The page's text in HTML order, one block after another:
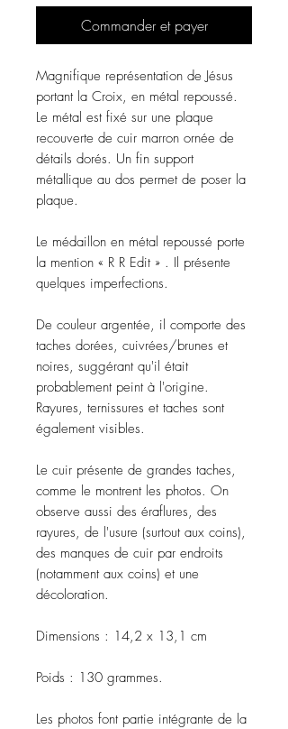
Commander et payer
Magnifique représentation de Jésus
portant la Croix, en métal repoussé.
Le métal est fixé sur une plaque
recouverte de cuir marron ornée de
détails dorés. Un fin support
métallique au dos permet de poser la
plaque.
Le médaillon en métal repoussé porte
la mention « R R Edit » . Il présente
quelques imperfections.
De couleur argentée, il comporte des
taches dorées, cuivrées/brunes et
noires, suggérant qu'il était
probablement peint à l'origine.
Rayures, ternissures et taches sont
également visibles.
Le cuir présente de grandes taches,
comme le montrent les photos. On
observe aussi des éraflures, des
rayures, de l'usure (surtout aux coins),
des manques de cuir par endroits
(notamment aux coins) et une
décoloration.
Dimensions : 14,2 x 13,1 cm
Poids : 130 grammes.
Les photos font partie intégrante de la